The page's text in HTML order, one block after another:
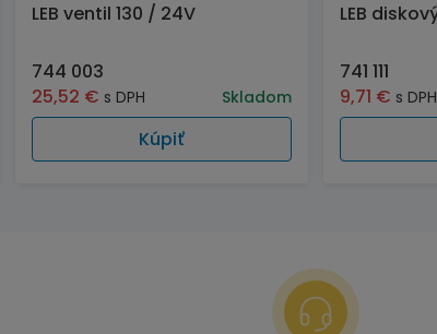
LEB ventil 130 / 24V
744 003
25,52 € s DPH Skladom
Kúpiť
LEB
741 111
9,71 € s DPH